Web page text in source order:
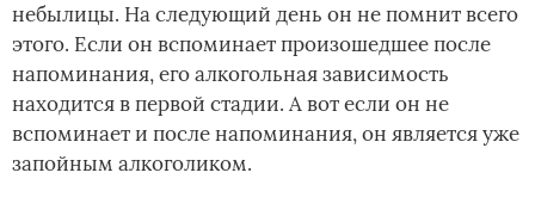
небылицы. На следующий день он не помнит всего
этого. Если он вспоминает произошедшее после
напоминания, его алкогольная зависимость
находится в первой стадии. А вот если он не
вспоминает и после напоминания, он является уже
запойным алкоголиком.­